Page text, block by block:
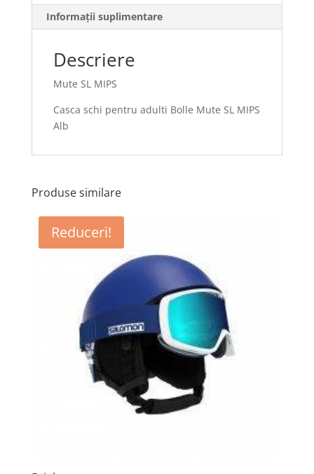
Informații suplimentare
Descriere
Mute SL MIPS
Casca schi pentru adulti Bolle Mute SL MIPS
Alb
Produse similare
Reduceri!